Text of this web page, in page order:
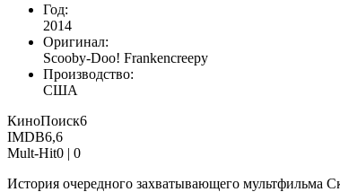
Год:
2014
Оригинал:
Scooby-Doo! Frankencreepy
Производство:
США
КиноПоиск6
IMDB6,6
Mult-Hit0 | 0
История очередного захватывающего мультфильма